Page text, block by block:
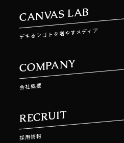
CANVAS LAB
デキるシゴトを増やすメディア
COMPANY
会社概要
RECRUIT
採用情報